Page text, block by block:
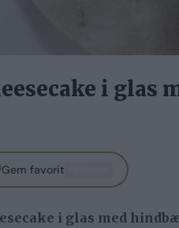
i glas
Gem favorit
i glas med